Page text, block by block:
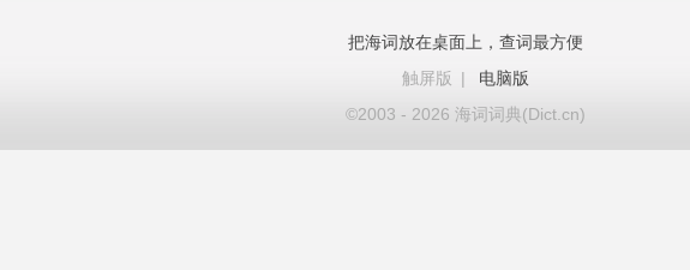
把海词放在桌面上，查词最方便
触屏版
|
电脑版
©2003 - 2026 海词词典(Dict.cn)